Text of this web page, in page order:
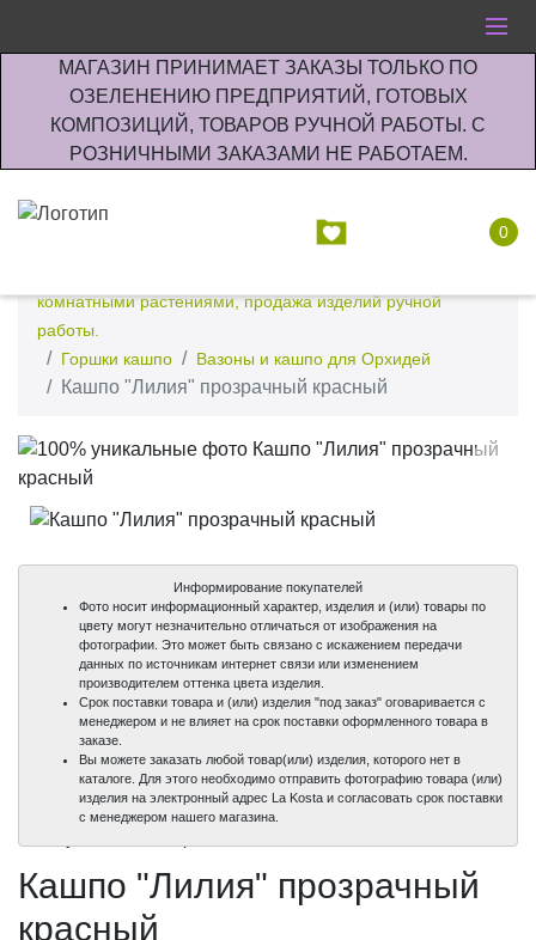
МАГАЗИН ПРИНИМАЕТ ЗАКАЗЫ ТОЛЬКО ПО
ОЗЕЛЕНЕНИЮ ПРЕДПРИЯТИЙ, ГОТОВЫХ
КОМПОЗИЦИЙ, ТОВАРОВ РУЧНОЙ РАБОТЫ. С
РОЗНИЧНЫМИ ЗАКАЗАМИ НЕ РАБОТАЕМ.
0
комнатными растениями, продажа изделий ручной
работы.
Горшки кашпо
Вазоны и кашпо для Орхидей
Кашпо "Лилия" прозрачный красный
100%
Информирование покупателей
Фото носит информационный характер, изделия и (или) товары по
цвету могут незначительно отличаться от изображения на
фотографии. Это может быть связано с искажением передачи
данных по источникам интернет связи или изменением
производителем оттенка цвета изделия.
Срок поставки товара и (или) изделия "под заказ" оговаривается с
менеджером и не влияет на срок поставки оформленного товара в
заказе.
Вы можете заказать любой товар(или) изделия, которого нет в
каталоге. Для этого необходимо отправить фотографию товара (или)
изделия на электронный адрес La Kosta и согласовать срок поставки
с менеджером нашего магазина.
Кашпо "Лилия" прозрачный
красный